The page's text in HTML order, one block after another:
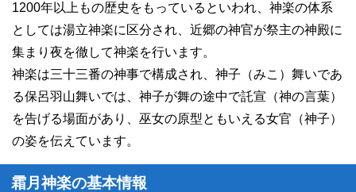
1200年以上もの歴史をもっているといわれ、神楽の体系
としては湯立神楽に区分され、近郷の神官が祭主の神殿に
集まり夜を徹して神楽を行います。
神楽は三十三番の神事で構成され、神子（みこ）舞いであ
る保呂羽山舞いでは、神子が舞の途中で託宣（神の言葉）
を告げる場面があり、巫女の原型ともいえる女官（神子）
の姿を伝えています。
霜月神楽の基本情報